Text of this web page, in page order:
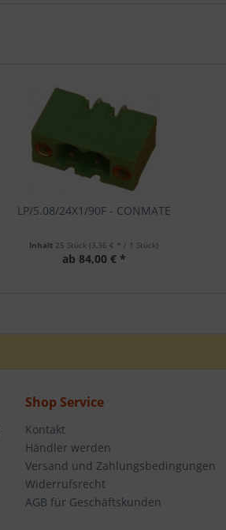
LP/5.08/24X1/90F - CONMATE
Inhalt 25 Stück(3,36 € * / 1 Stück)
ab 84,00 € *
Shop Service
Kontakt
Händler werden
Versand und Zahlungsbedingungen
Widerrufsrecht
AGB für Geschäftskunden